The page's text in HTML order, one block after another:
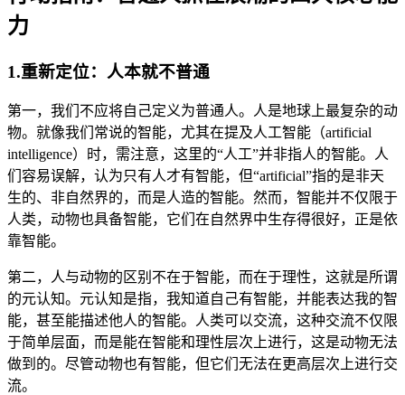
力
1.重新定位：人本就不普通
第一，我们不应将自己定义为普通人。人是地球上最复杂的动
物。就像我们常说的智能，尤其在提及人工智能（artificial
intelligence）时，需注意，这里的“人工”并非指人的智能。人
们容易误解，认为只有人才有智能，但“artificial”指的是非天
生的、非自然界的，而是人造的智能。然而，智能并不仅限于
人类，动物也具备智能，它们在自然界中生存得很好，正是依
靠智能。
第二，人与动物的区别不在于智能，而在于理性，这就是所谓
的元认知。元认知是指，我知道自己有智能，并能表达我的智
能，甚至能描述他人的智能。人类可以交流，这种交流不仅限
于简单层面，而是能在智能和理性层次上进行，这是动物无法
做到的。尽管动物也有智能，但它们无法在更高层次上进行交
流。